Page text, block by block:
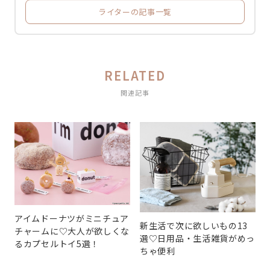
ライターの記事一覧
RELATED
関連記事
アイムドーナツがミニチュア
チャームに♡大人が欲しくな
るカプセルトイ5選！
新生活で次に欲しいもの13
選♡日用品・生活雑貨がめっ
ちゃ便利